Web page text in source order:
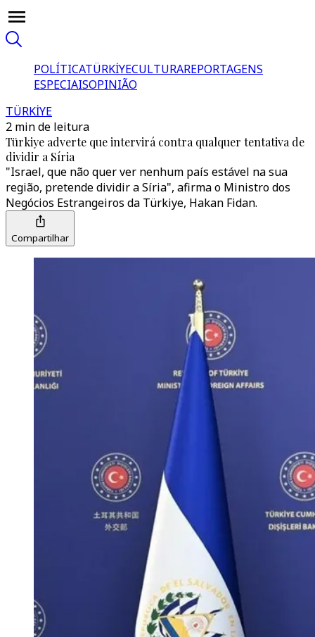
POLÍTICATÜRKİYECULTURAREPORTAGENS
ESPECIAISOPINIÃO
TÜRKİYE
2 min de leitura
Türkiye adverte que intervirá contra qualquer tentativa de
dividir a Síria
"Israel, que não quer ver nenhum país estável na sua
região, pretende dividir a Síria", afirma o Ministro dos
Negócios Estrangeiros da Türkiye, Hakan Fidan.
Compartilhar